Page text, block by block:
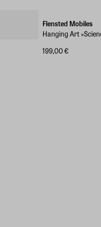
Flensted Mobiles
Hanging Art
199,00 €